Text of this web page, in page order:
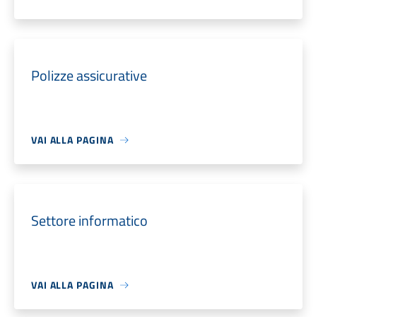
Polizze assicurative
VAI ALLA PAGINA
Settore informatico
VAI ALLA PAGINA